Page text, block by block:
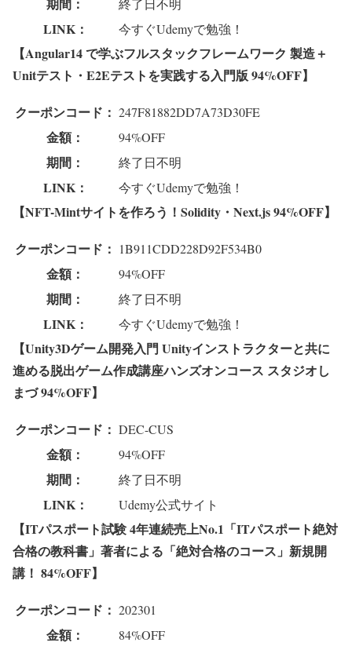
終了日不明
LINK： 今すぐUdemyで勉強！
【Angular14 で学ぶフルスタックフレームワーク 製造＋
Unitテスト・E2Eテストを実践する入門版 94%OFF】
クーポンコード： 247F81882DD7A73D30FE
金額： 94%OFF
期間： 終了日不明
LINK： 今すぐUdemyで勉強！
【NFT-Mintサイトを作ろう！Solidity・Next.js 94%OFF】
クーポンコード： 1B911CDD228D92F534B0
金額： 94%OFF
期間： 終了日不明
LINK： 今すぐUdemyで勉強！
【Unity3Dゲーム開発入門 Unityインストラクターと共に
進める脱出ゲーム作成講座ハンズオンコース スタジオし
まづ 94%OFF】
クーポンコード： DEC-CUS
金額： 94%OFF
期間： 終了日不明
LINK： Udemy公式サイト
【ITパスポート試験 4年連続売上No.1「ITパスポート絶対
合格の教科書」著者による「絶対合格のコース」新規開
講！ 84%OFF】
クーポンコード： 202301
金額： 84%OFF